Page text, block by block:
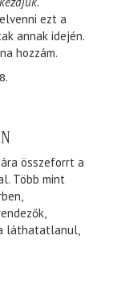
ezt a
annak idején.
hozzám.
összeforrt a
Több mint
láthatatlanul,